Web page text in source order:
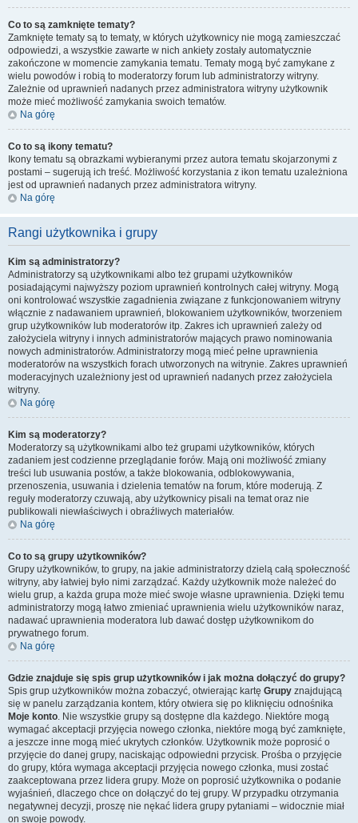
Co to są zamknięte tematy?
Zamknięte tematy są to tematy, w których użytkownicy nie mogą zamieszczać
odpowiedzi, a wszystkie zawarte w nich ankiety zostały automatycznie
zakończone w momencie zamykania tematu. Tematy mogą być zamykane z
wielu powodów i robią to moderatorzy forum lub administratorzy witryny.
Zależnie od uprawnień nadanych przez administratora witryny użytkownik
może mieć możliwość zamykania swoich tematów.
Na górę
Co to są ikony tematu?
Ikony tematu są obrazkami wybieranymi przez autora tematu skojarzonymi z
postami – sugerują ich treść. Możliwość korzystania z ikon tematu uzależniona
jest od uprawnień nadanych przez administratora witryny.
Na górę
Rangi użytkownika i grupy
Kim są administratorzy?
Administratorzy są użytkownikami albo też grupami użytkowników
posiadającymi najwyższy poziom uprawnień kontrolnych całej witryny. Mogą
oni kontrolować wszystkie zagadnienia związane z funkcjonowaniem witryny
włącznie z nadawaniem uprawnień, blokowaniem użytkowników, tworzeniem
grup użytkowników lub moderatorów itp. Zakres ich uprawnień zależy od
założyciela witryny i innych administratorów mających prawo nominowania
nowych administratorów. Administratorzy mogą mieć pełne uprawnienia
moderatorów na wszystkich forach utworzonych na witrynie. Zakres uprawnień
moderacyjnych uzależniony jest od uprawnień nadanych przez założyciela
witryny.
Na górę
Kim są moderatorzy?
Moderatorzy są użytkownikami albo też grupami użytkowników, których
zadaniem jest codzienne przeglądanie forów. Mają oni możliwość zmiany
treści lub usuwania postów, a także blokowania, odblokowywania,
przenoszenia, usuwania i dzielenia tematów na forum, które moderują. Z
reguły moderatorzy czuwają, aby użytkownicy pisali na temat oraz nie
publikowali niewłaściwych i obraźliwych materiałów.
Na górę
Co to są grupy użytkowników?
Grupy użytkowników, to grupy, na jakie administratorzy dzielą całą społeczność
witryny, aby łatwiej było nimi zarządzać. Każdy użytkownik może należeć do
wielu grup, a każda grupa może mieć swoje własne uprawnienia. Dzięki temu
administratorzy mogą łatwo zmieniać uprawnienia wielu użytkowników naraz,
nadawać uprawnienia moderatora lub dawać dostęp użytkownikom do
prywatnego forum.
Na górę
Gdzie znajduje się spis grup użytkowników i jak można dołączyć do grupy?
Spis grup użytkowników można zobaczyć, otwierając kartę Grupy znajdującą
się w panelu zarządzania kontem, który otwiera się po kliknięciu odnośnika
Moje konto. Nie wszystkie grupy są dostępne dla każdego. Niektóre mogą
wymagać akceptacji przyjęcia nowego członka, niektóre mogą być zamknięte,
a jeszcze inne mogą mieć ukrytych członków. Użytkownik może poprosić o
przyjęcie do danej grupy, naciskając odpowiedni przycisk. Prośba o przyjęcie
do grupy, która wymaga akceptacji przyjęcia nowego członka, musi zostać
zaakceptowana przez lidera grupy. Może on poprosić użytkownika o podanie
wyjaśnień, dlaczego chce on dołączyć do tej grupy. W przypadku otrzymania
negatywnej decyzji, proszę nie nękać lidera grupy pytaniami – widocznie miał
on swoje powody.